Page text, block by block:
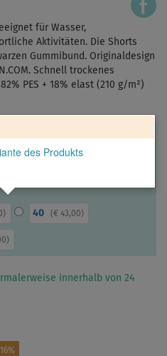
für Wasser,
Aktivitäten. Die Shorts
Gummibund. Originaldesign
Schnell trockenes
PES + 18% elast (210 g/m²)
des Produkts
) 40 ( € 43,00)
)
innerhalb von 24